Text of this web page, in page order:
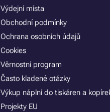
Výdejní místa
Obchodní podmínky
Ochrana osobních údajů
Cookies
Věrnostní program
Často kladené otázky
Výkup náplní do tiskáren a
Projekty EU